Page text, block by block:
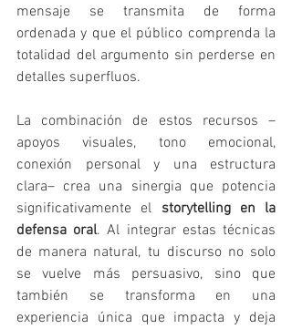
mensaje se transmita de forma
ordenada y que el público comprenda la
totalidad del argumento sin perderse en
detalles superfluos.
La combinación de estos recursos –
apoyos visuales, tono emocional,
conexión personal y una estructura
clara– crea una sinergia que potencia
significativamente el storytelling en la
defensa oral. Al integrar estas técnicas
de manera natural, tu discurso no solo
se vuelve más persuasivo, sino que
también se transforma en una
experiencia única que impacta y deja